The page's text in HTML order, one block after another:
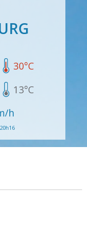
30°C
13°C
h